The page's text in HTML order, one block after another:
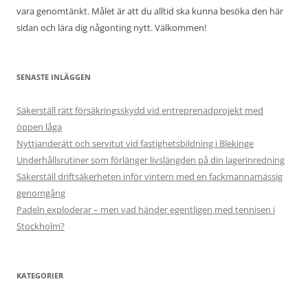
vara genomtänkt. Målet är att du alltid ska kunna besöka den här
sidan och lära dig någonting nytt. Välkommen!
SENASTE INLÄGGEN
Säkerställ rätt försäkringsskydd vid entreprenadprojekt med
öppen låga
Nyttjanderätt och servitut vid fastighetsbildning i Blekinge
Underhållsrutiner som förlänger livslängden på din lagerinredning
Säkerställ driftsäkerheten inför vintern med en fackmannamässig
genomgång
Padeln exploderar – men vad händer egentligen med tennisen i
Stockholm?
KATEGORIER